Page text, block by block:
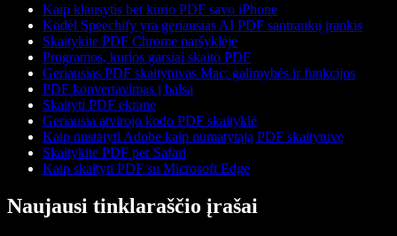
Kaip klausytis bet kurio PDF savo iPhone
Kodėl Speechify yra geriausias AI PDF santraukų įrankis
Skaitykite PDF Chrome naršyklėje
Programos, kurios garsiai skaito PDF
Geriausias PDF skaitytuvas Mac: galimybės ir funkcijos
PDF konvertavimas į balsą
Skaityti PDF ekrane
Geriausia atvirojo kodo PDF skaityklė
Kaip nustatyti Adobe kaip numatytąją PDF skaitytuvę
Skaitykite PDF per Safari
Kaip skaityti PDF su Microsoft Edge
Naujausi tinklaraščio įrašai